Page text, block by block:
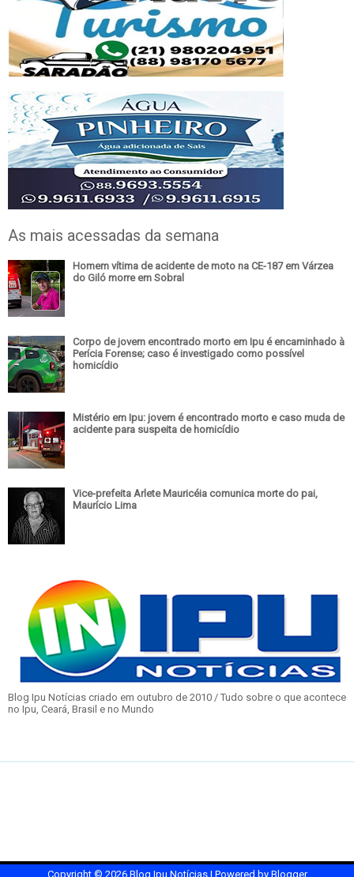
As mais acessadas da semana
Homem vítima de acidente de moto na CE-187 em Várzea
do Giló morre em Sobral
Corpo de jovem encontrado morto em Ipu é encaminhado à
Perícia Forense; caso é investigado como possível
homicídio
Mistério em Ipu: jovem é encontrado morto e caso muda de
acidente para suspeita de homicídio
Vice-prefeita Arlete Mauricéia comunica morte do pai,
Maurício Lima
Blog Ipu Notícias criado em outubro de 2010 / Tudo sobre o que acontece
no Ipu, Ceará, Brasil e no Mundo
Copyright © 2026 Blog Ipu Notícias| Powered by Blogger